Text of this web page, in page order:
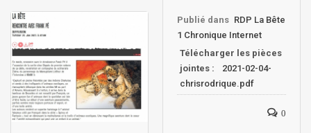
Publié dans RDP La Bête
1 Chronique Internet
Télécharger les pièces
jointes :
2021-02-04-
chrisrodrique.pdf
0